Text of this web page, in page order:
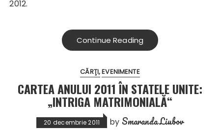
2012.
Continue Reading
CĂRŢI EVENIMENTE
CARTEA ANULUI 2011 ÎN STATELE UNITE:
„INTRIGA MATRIMONIALĂ“
20 decembrie 2011 by Smaranda Liubov